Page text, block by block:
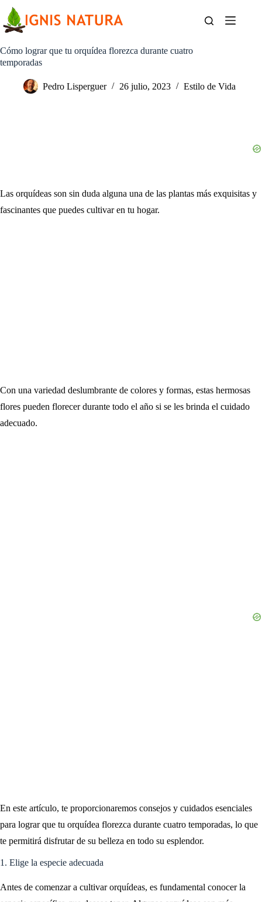
contenido
Cómo lograr que tu orquídea florezca durante cuatro
temporadas
Pedro Lisperguer 26 julio, 2023 Estilo de Vida
Las orquídeas son sin duda alguna una de las plantas más exquisitas y
fascinantes que puedes cultivar en tu hogar.
Con una variedad deslumbrante de colores y formas, estas hermosas
flores pueden florecer durante todo el año si se les brinda el cuidado
adecuado.
En este artículo, te proporcionaremos consejos y cuidados esenciales
para lograr que tu orquídea florezca durante cuatro temporadas, lo que
te permitirá disfrutar de su belleza en todo su esplendor.
1. Elige la especie adecuada
Antes de comenzar a cultivar orquídeas, es fundamental conocer la